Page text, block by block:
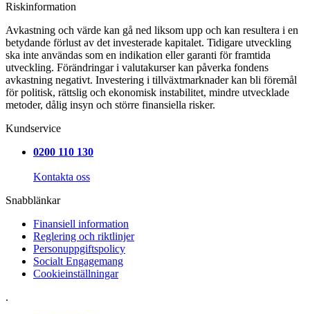
Riskinformation
Avkastning och värde kan gå ned liksom upp och kan resultera i en
betydande förlust av det investerade kapitalet. Tidigare utveckling
ska inte användas som en indikation eller garanti för framtida
utveckling. Förändringar i valutakurser kan påverka fondens
avkastning negativt. Investering i tillväxtmarknader kan bli föremål
för politisk, rättslig och ekonomisk instabilitet, mindre utvecklade
metoder, dålig insyn och större finansiella risker.
Kundservice
0200 110 130
Kontakta oss
Snabblänkar
Finansiell information
Reglering och riktlinjer
Personuppgiftspolicy
Socialt Engagemang
Cookieinställningar
.